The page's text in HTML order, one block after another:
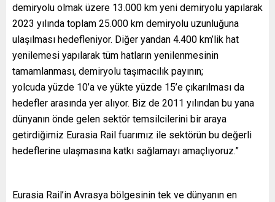
demiryolu olmak üzere 13.000 km yeni demiryolu yapılarak
2023 yılında toplam 25.000 km demiryolu uzunluğuna
ulaşılması hedefleniyor. Diğer yandan 4.400 km’lik hat
yenilemesi yapılarak tüm hatların yenilenmesinin
tamamlanması, demiryolu taşımacılık payının;
yolcuda yüzde 10’a ve yükte yüzde 15’e çıkarılması da
hedefler arasında yer alıyor. Biz de 2011 yılından bu yana
dünyanın önde gelen sektör temsilcilerini bir araya
getirdiğimiz Eurasia Rail fuarımız ile sektörün bu değerli
hedeflerine ulaşmasına katkı sağlamayı amaçlıyoruz.”
Eurasia Rail’in Avrasya bölgesinin tek ve dünyanın en